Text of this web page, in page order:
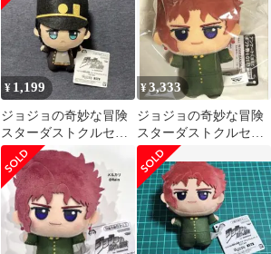
¥ 1,199
ジョジョの奇妙な冒険
スターダストクルセイ
ダース ちびぐるみ 空条
承太郎
¥3,333
ジョジョの奇妙な冒険
スターダストクルセイ
ダース ちびぐるみ 花
京院典明